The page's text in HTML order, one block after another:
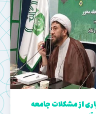
از مشکلات جامعه